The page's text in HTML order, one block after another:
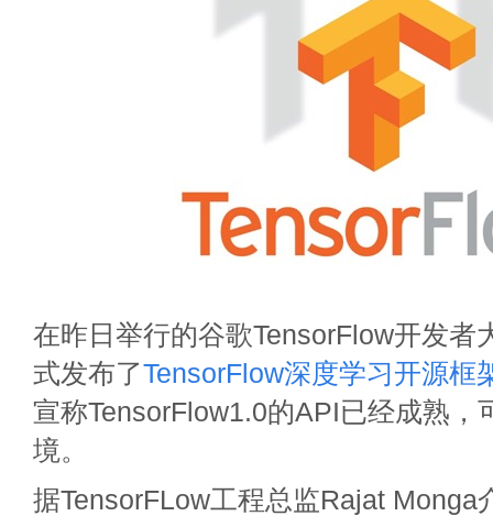
在昨日举行的谷歌TensorFlow开发者
式发布了TensorFlow深度学习开源框
宣称TensorFlow1.0的API已经成熟，
境。
据TensorFLow工程总监Rajat Monga